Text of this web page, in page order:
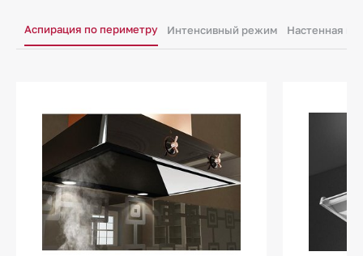
Аспирация по периметру Интенсивный режим Настенная